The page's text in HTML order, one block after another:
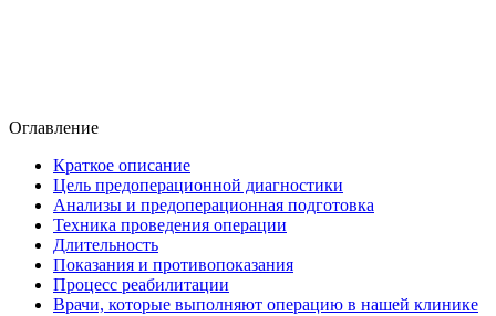
Оглавление
Краткое описание
Цель предоперационной диагностики
Анализы и предоперационная подготовка
Техника проведения операции
Длительность
Показания и противопоказания
Процесс реабилитации
Врачи, которые выполняют операцию в нашей клинике